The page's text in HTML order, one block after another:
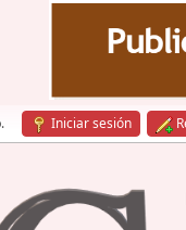
. Iniciar sesión